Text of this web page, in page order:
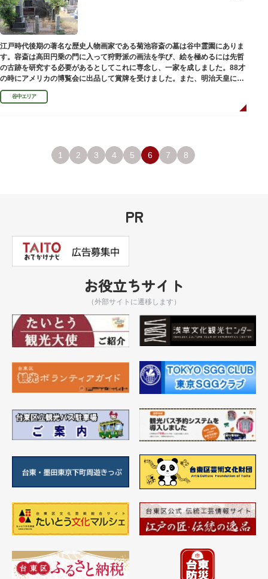
江戸時代後期の著名な歴史人物画家である菊池容斎の墓は谷中霊園にありま
す。容斎は高田円乗の門に入って狩野派の画法を学び、絵を極めるには先哲
の古跡を研究する必要があるとしてこれに専念し、一家を成しました。88才
の時にアメリカの博覧会に出品して賞牌を受けました。また、明治天皇に
「日本画史」の称を賜りました。
谷中エリア
1 2 3 4 5 6 7 8
PR
お役立ちサイト
（外部サイトに遷移します）